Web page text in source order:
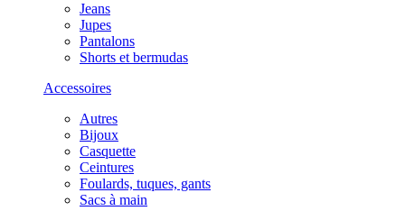
Jeans
Jupes
Pantalons
Shorts et bermudas
Accessoires
Autres
Bijoux
Casquette
Ceintures
Foulards, tuques, gants
Sacs à main